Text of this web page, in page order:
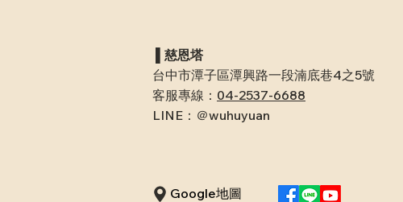
​ ▌慈恩塔
台中市潭子區潭興路一段湳底巷4之5號
客服專線： 04-2537-6688
LINE：＠wuhuyuan
Google地圖